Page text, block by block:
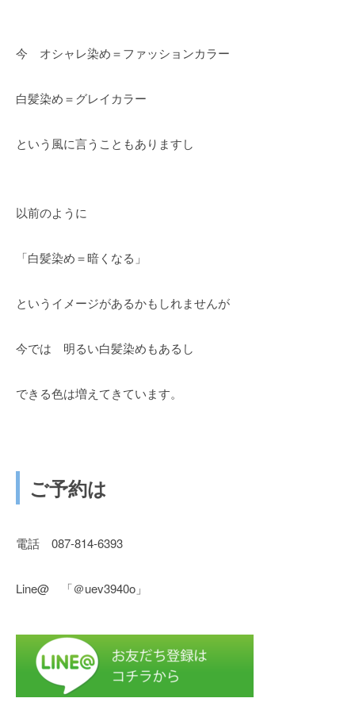
今 オシャレ染め＝ファッションカラー
白髪染め＝グレイカラー
という風に言うこともありますし
以前のように
「白髪染め＝暗くなる」
というイメージがあるかもしれませんが
今では 明るい白髪染めもあるし
できる色は増えてきています。
ご予約は
電話 087-814-6393
Line@ 「＠uev3940o」